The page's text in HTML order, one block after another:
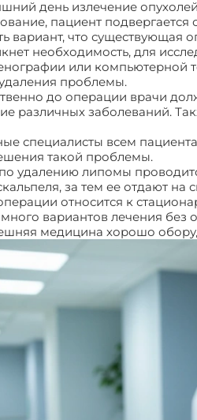
день излечение
пациент
вариант, что существующая
необходимость, для
или компьютерной
проблемы.
до операции врачи
различных заболеваний.
специалисты всем
такой проблемы.
удалению липомы
за тем ее отдают на
относится к
много вариантов лечения
медицина хорошо